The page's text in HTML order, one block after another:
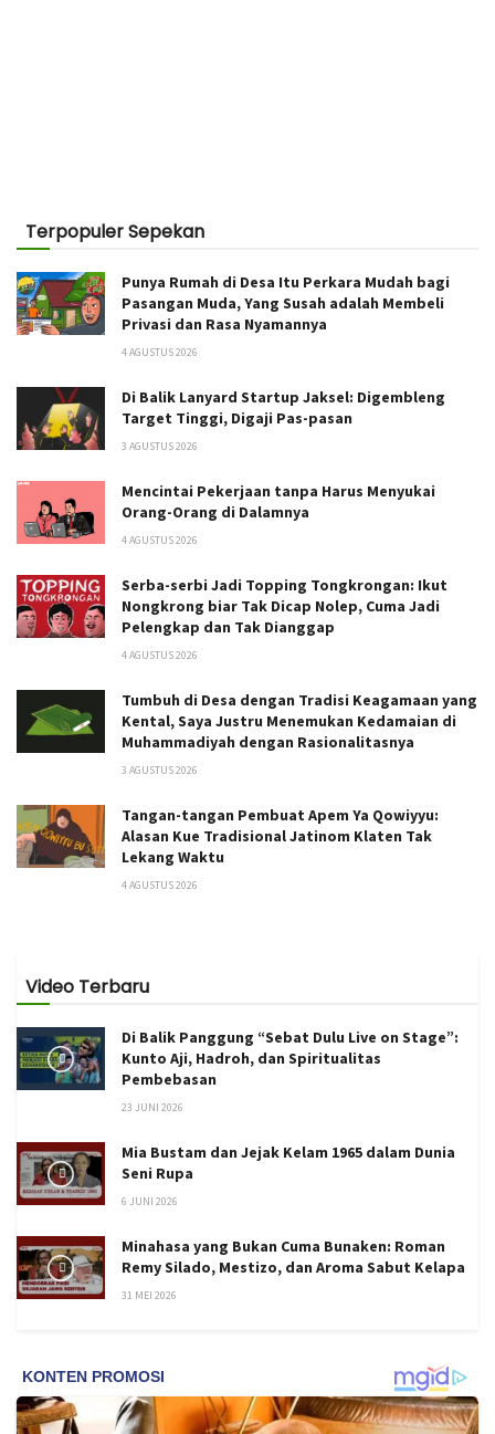
Terpopuler Sepekan
Punya Rumah di Desa Itu Perkara Mudah bagi
Pasangan Muda, Yang Susah adalah Membeli
Privasi dan Rasa Nyamannya
4 AGUSTUS 2026
Di Balik Lanyard Startup Jaksel: Digembleng
Target Tinggi, Digaji Pas-pasan
3 AGUSTUS 2026
Mencintai Pekerjaan tanpa Harus Menyukai
Orang-Orang di Dalamnya
4 AGUSTUS 2026
Serba-serbi Jadi Topping Tongkrongan: Ikut
Nongkrong biar Tak Dicap Nolep, Cuma Jadi
Pelengkap dan Tak Dianggap
4 AGUSTUS 2026
Tumbuh di Desa dengan Tradisi Keagamaan yang
Kental, Saya Justru Menemukan Kedamaian di
Muhammadiyah dengan Rasionalitasnya
3 AGUSTUS 2026
Tangan-tangan Pembuat Apem Ya Qowiyyu:
Alasan Kue Tradisional Jatinom Klaten Tak
Lekang Waktu
4 AGUSTUS 2026
Video Terbaru
Di Balik Panggung “Sebat Dulu Live on Stage”:
Kunto Aji, Hadroh, dan Spiritualitas
Pembebasan
23 JUNI 2026
Mia Bustam dan Jejak Kelam 1965 dalam Dunia
Seni Rupa
6 JUNI 2026
Minahasa yang Bukan Cuma Bunaken: Roman
Remy Silado, Mestizo, dan Aroma Sabut Kelapa
31 MEI 2026